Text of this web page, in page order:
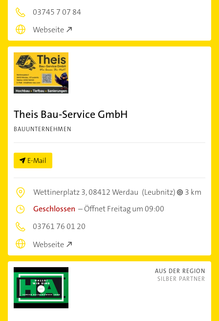
03745 7 07 84
Webseite
Theis Bau-Service GmbH
BAUUNTERNEHMEN
E-Mail
Wettinerplatz 3,08412 Werdau (Leubnitz)
3 km
Geschlossen –Öffnet Freitag um 09:00
03761 76 01 20
Webseite
AUS DER REGION
SILBER PARTNER